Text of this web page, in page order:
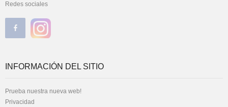
Redes sociales
INFORMACIÓN DEL SITIO
Prueba nuestra nueva web!
Privacidad